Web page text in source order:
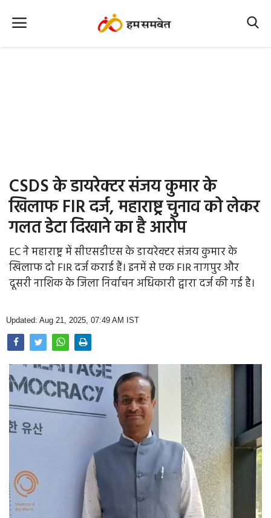
Office Office
Political Gossips
Farm & Food
Opinion
Photo Gallery
Home
CSDS के डायरेक्टर संजय कुमार के
खिलाफ FIR दर्ज, महाराष्ट्र चुनाव को लेकर
गलत डेटा दिखाने का है आरोप
EC ने महाराष्ट्र में सीएसडीएस के डायरेक्टर संजय कुमार के
खिलाफ दो FIR दर्ज कराई हैं। इनमें से एक FIR नागपुर और
दूसरी नाशिक के जिला निर्वाचन अधिकारी द्वारा दर्ज की गई है।
Updated: Aug 21, 2025, 07:49 AM IST